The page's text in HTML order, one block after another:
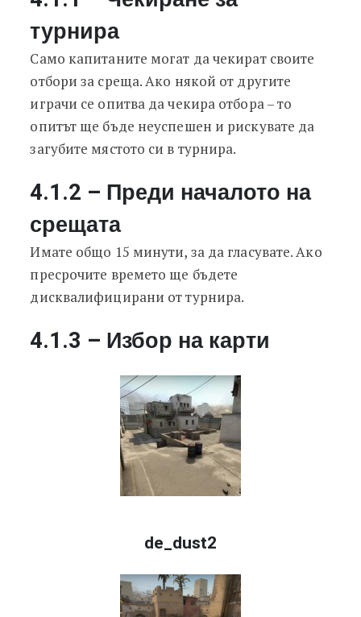
турнира
Само капитаните могат да чекират своите
отбори за среща. Ако някой от другите
играчи се опитва да чекира отбора – то
опитът ще бъде неуспешен и рискувате да
загубите мястото си в турнира.
4.1.2 – Преди началото на
срещата
Имате общо 15 минути, за да гласувате. Ако
пресрочите времето ще бъдете
дисквалифицирани от турнира.
4.1.3 – Избор на карти
de_dust2